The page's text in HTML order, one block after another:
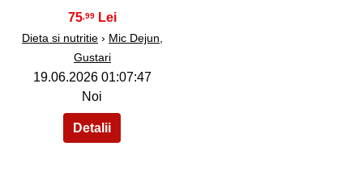
75,99
Dieta si nutritie› Mic Dejun,
Gustari
19.06.2026 01:07:47
Noi